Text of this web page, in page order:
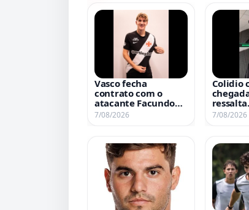
Vasco fecha
contrato com o
atacante Facundo
Colidio
7/08/2026
Colidio
ressalta
7/08/2026